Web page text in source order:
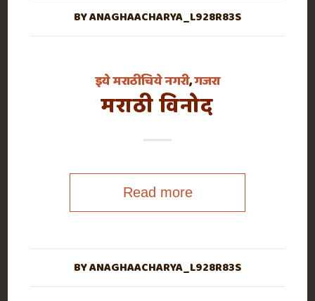
BYANAGHAACHARYA_L928R83S
इये मराठीचिये नगरी,गजरा
मराठी विनोद
Read more
BYANAGHAACHARYA_L928R83S